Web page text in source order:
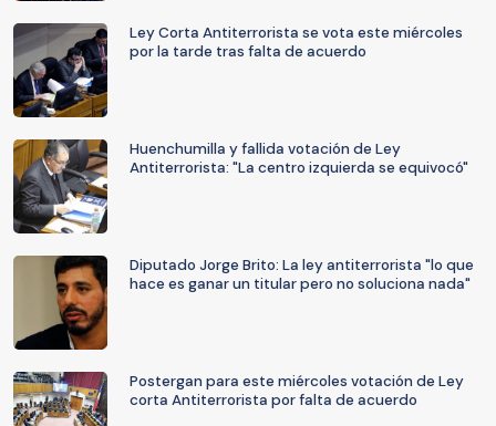
Ley Corta Antiterrorista se vota este miércoles
por la tarde tras falta de acuerdo
Huenchumilla y fallida votación de Ley
Antiterrorista: "La centro izquierda se equivocó"
Diputado Jorge Brito: La ley antiterrorista "lo que
hace es ganar un titular pero no soluciona nada"
Postergan para este miércoles votación de Ley
corta Antiterrorista por falta de acuerdo